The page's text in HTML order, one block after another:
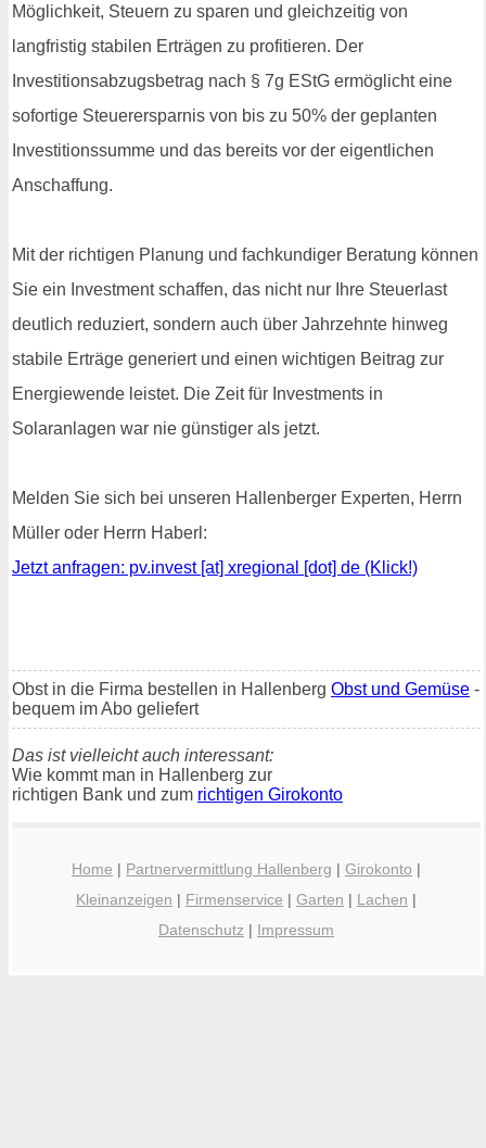
Möglichkeit, Steuern zu sparen und gleichzeitig von
langfristig stabilen Erträgen zu profitieren. Der
Investitionsabzugsbetrag nach § 7g EStG ermöglicht eine
sofortige Steuerersparnis von bis zu 50% der geplanten
Investitionssumme und das bereits vor der eigentlichen
Anschaffung.
Mit der richtigen Planung und fachkundiger Beratung können
Sie ein Investment schaffen, das nicht nur Ihre Steuerlast
deutlich reduziert, sondern auch über Jahrzehnte hinweg
stabile Erträge generiert und einen wichtigen Beitrag zur
Energiewende leistet. Die Zeit für Investments in
Solaranlagen war nie günstiger als jetzt.
Melden Sie sich bei unseren Hallenberger Experten, Herrn
Müller oder Herrn Haberl:
Jetzt anfragen: pv.invest [at] xregional [dot] de (Klick!)
Obst in die Firma bestellen in Hallenberg Obst und Gemüse -
bequem im Abo geliefert
Das ist vielleicht auch interessant:
Wie kommt man in Hallenberg zur
richtigen Bank und zum richtigen Girokonto
Home | Partnervermittlung Hallenberg | Girokonto |
Kleinanzeigen | Firmenservice | Garten | Lachen |
Datenschutz | Impressum